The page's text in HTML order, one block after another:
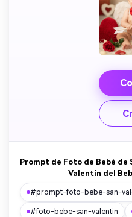
Prompt de Foto de Bebé de
Valentín del
#prompt-foto-bebe-san-
#foto-bebe-san-valentin